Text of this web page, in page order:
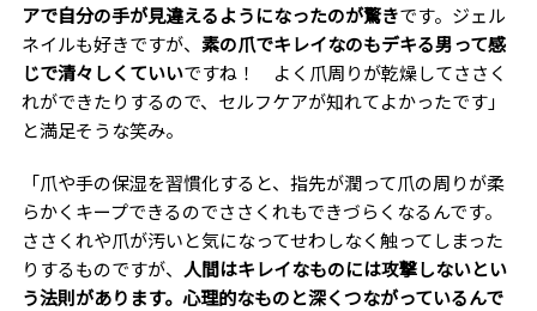
アで自分の手が見違えるようになったのが驚きです。ジェル
ネイルも好きですが、 素の爪でキレイなのもデキる男って感
じで清々しくていいですね！ よく爪周りが乾燥してささく
れができたりするので、セルフケアが知れてよかったです」
と満足そうな笑み。
「爪や手の保湿を習慣化すると、指先が潤って爪の周りが柔
らかくキープできるのでささくれもできづらくなるんです。
ささくれや爪が汚いと気になってせわしなく触ってしまった
りするものですが、 人間はキレイなものには攻撃しないとい
う法則があります。心理的なものと深くつながっているんで